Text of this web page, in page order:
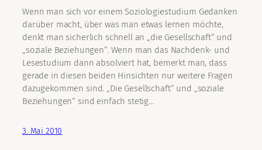
Wenn man sich vor einem Soziologiestudium Gedanken
darüber macht, über was man etwas lernen möchte,
denkt man sicherlich schnell an „die Gesellschaft“ und
„soziale Beziehungen“. Wenn man das Nachdenk- und
Lesestudium dann absolviert hat, bemerkt man, dass
gerade in diesen beiden Hinsichten nur weitere Fragen
dazugekommen sind. „Die Gesellschaft“ und „soziale
Beziehungen“ sind einfach stetig…
3. Mai 2010